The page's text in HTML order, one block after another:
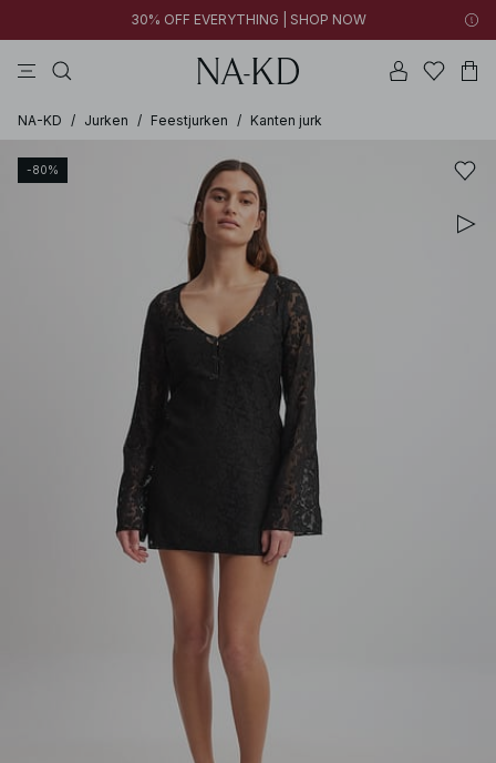
30% OFF EVERYTHING | SHOP NOW
NA-KD / Jurken / Feestjurken / Kanten jurk
-80%